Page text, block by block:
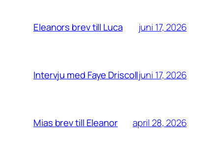
Eleanors brev till Luca juni 17, 2026
Intervju med Faye Driscolljuni 17, 2026
Mias brev till Eleanor april 28, 2026